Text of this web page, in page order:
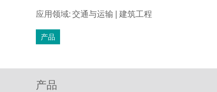
应用领域: 交通与运输 | 建筑工程
产品
产品